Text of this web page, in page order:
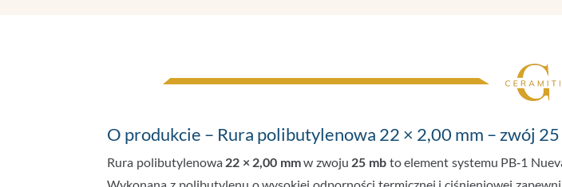
O produkcie – Rura polibutylenowa 22 × 2,00 mm – zwój
Rura polibutylenowa 22 × 2,00 mmw zwoju 25 mb to element systemu PB‑1